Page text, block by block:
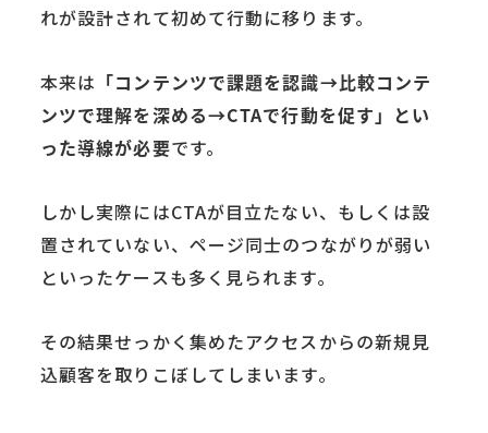
れが設計されて初めて行動に移ります。
本来は 「コンテンツで課題を認識→比較コンテ
ンツで理解を深める→CTAで行動を促す」とい
った導線が必要です。
しかし実際にはCTAが目立たない、もしくは設
置されていない、ページ同士のつながりが弱い
といったケースも多く見られます。
その結果せっかく集めたアクセスからの新規見
込顧客を取りこぼしてしまいます。